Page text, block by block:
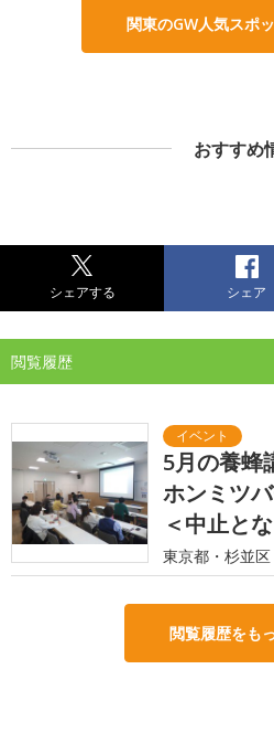
関東のGW人気スポ
おすすめ
シェアする シェア
閲覧履歴
5月の養蜂
ホンミツ
＜中止と
東京都・杉並区
閲覧履歴をも